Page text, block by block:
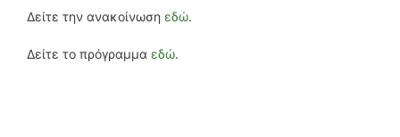
Δείτε την ανακοίνωση εδώ.
Δείτε το πρόγραμμα εδώ.